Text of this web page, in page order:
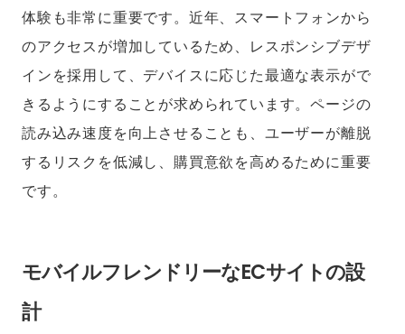
体験も非常に重要です。近年、スマートフォンから
のアクセスが増加しているため、レスポンシブデザ
インを採用して、デバイスに応じた最適な表示がで
きるようにすることが求められています。ページの
読み込み速度を向上させることも、ユーザーが離脱
するリスクを低減し、購買意欲を高めるために重要
です。
モバイルフレンドリーなECサイトの設
計